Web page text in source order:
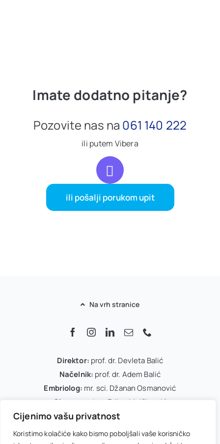
Cijenimo vašu privatnost
Koristimo kolačiće kako bismo poboljšali vaše korisničko
Imate dodatno pitanje?
Pozovite nas na 061 140 222
ili putem Vibera
ili pošalji porukom upit
Na vrh stranice
Direktor: prof. dr. Devleta Balić
Načelnik: prof. dr. Adem Balić
Embriolog: mr. sci. Džanan Osmanović
Glavna sestra:
Edina Mujčinović
IVF koordinator:Arnela Dedić
Office menadžer: Melisa Kasumović